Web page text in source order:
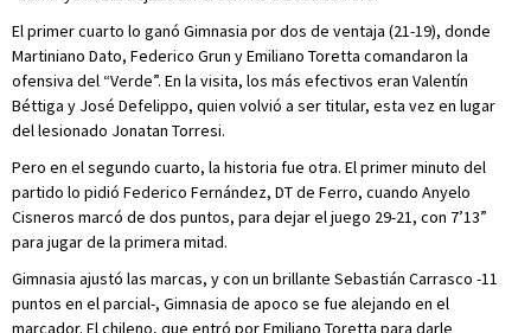
El primer cuarto lo ganó Gimnasia por dos de ventaja (21-19), donde
Martiniano Dato, Federico Grun y Emiliano Toretta comandaron la
ofensiva del “Verde”. En la visita, los más efectivos eran Valentín
Béttiga y José Defelippo, quien volvió a ser titular, esta vez en lugar
del lesionado Jonatan Torresi.
Pero en el segundo cuarto, la historia fue otra. El primer minuto del
partido lo pidió Federico Fernández, DT de Ferro, cuando Anyelo
Cisneros marcó de dos puntos, para dejar el juego 29-21, con 7’13”
para jugar de la primera mitad.
Gimnasia ajustó las marcas, y con un brillante Sebastián Carrasco -11
puntos en el parcial-, Gimnasia de apoco se fue alejando en el
marcador. El chileno, que entró por Emiliano Toretta para darle